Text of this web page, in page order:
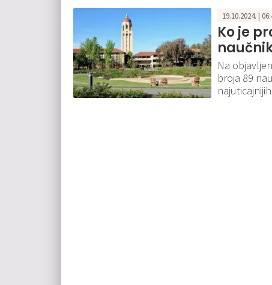
19.10.2024. |
Ko je
Na
broja 89